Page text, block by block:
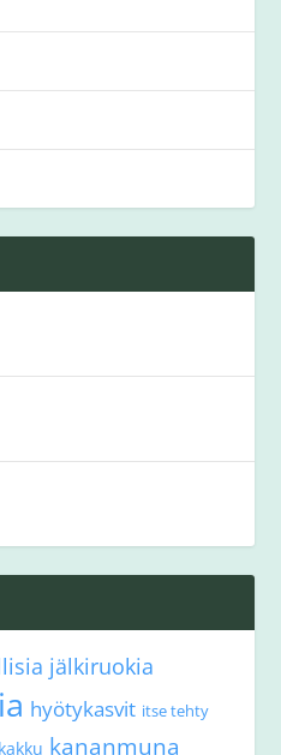
jälkiruokia
hyötykasvit itse tehty
kakku kananmuna